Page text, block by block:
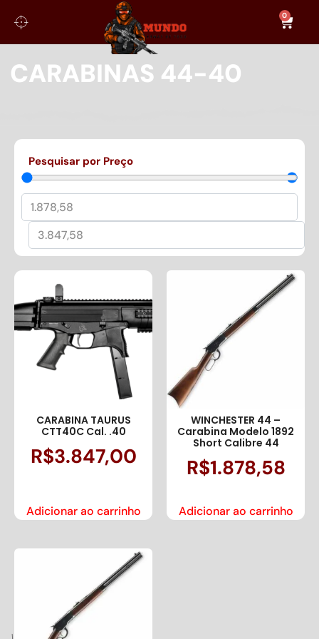
0
CARABINAS 44-40
Pesquisar por Preço
CARABINA TAURUS
CTT40C Cal. .40
R$3.847,00
Adicionar ao carrinho
WINCHESTER 44 –
Carabina Modelo 1892
Short Calibre 44
R$1.878,58
Adicionar ao carrinho